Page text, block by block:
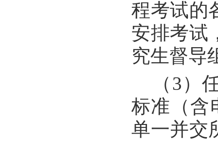
程考试的
安排考试
究生督导
（3）
标准（含
单一并交